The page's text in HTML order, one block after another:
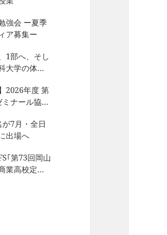
強会 ー夏季
ア募集ー
1部へ、そし
大学の体育
2026年度 第
ナール協議
が7月・全日
出場へ
｢第73回岡山
業高校定期